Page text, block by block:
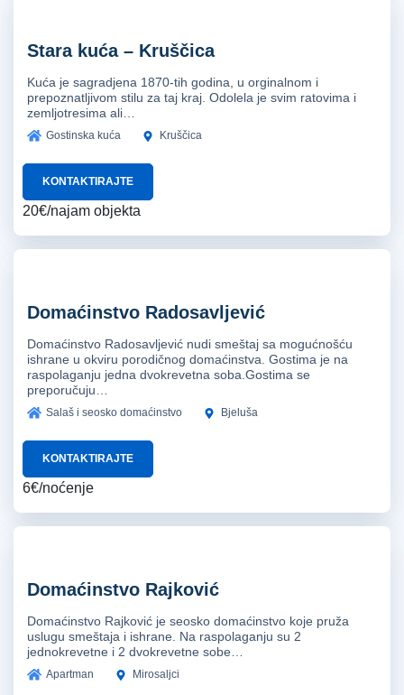
Stara kuća – Kruščica
Kuća je sagradjena 1870-tih godina, u orginalnom i
prepoznatljivom stilu za taj kraj. Odolela je svim ratovima i
zemljotresima ali…
Gostinska kuća Kruščica
KONTAKTIRAJTE
20€/najam objekta
Domaćinstvo Radosavljević
Domaćinstvo Radosavljević nudi smeštaj sa mogućnošću
ishrane u okviru porodičnog domaćinstva. Gostima je na
raspolaganju jedna dvokrevetna soba.Gostima se
preporučuju…
Salaš i seosko domaćinstvo Bjeluša
KONTAKTIRAJTE
6€/noćenje
Domaćinstvo Rajković
Domaćinstvo Rajković je seosko domaćinstvo koje pruža
uslugu smeštaja i ishrane. Na raspolaganju su 2
jednokrevetne i 2 dvokrevetne sobe…
Apartman Mirosaljci